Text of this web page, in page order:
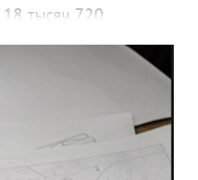
тысяч 720
просят 543 с
это время решили
бюро,
самозапрет,
долги недавно,
сейчас.